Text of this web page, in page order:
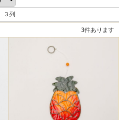
３列
3件あります